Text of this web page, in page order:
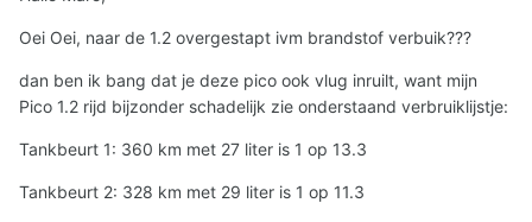
Oei Oei, naar de 1.2 overgestapt ivm brandstof verbuik???
dan ben ik bang dat je deze pico ook vlug inruilt, want mijn
Pico 1.2 rijd bijzonder schadelijk zie onderstaand verbruiklijstje:
Tankbeurt 1: 360 km met 27 liter is 1 op 13.3
Tankbeurt 2: 328 km met 29 liter is 1 op 11.3